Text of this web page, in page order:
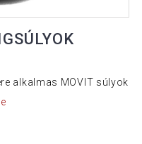
alkalmas MOVIT súlyok